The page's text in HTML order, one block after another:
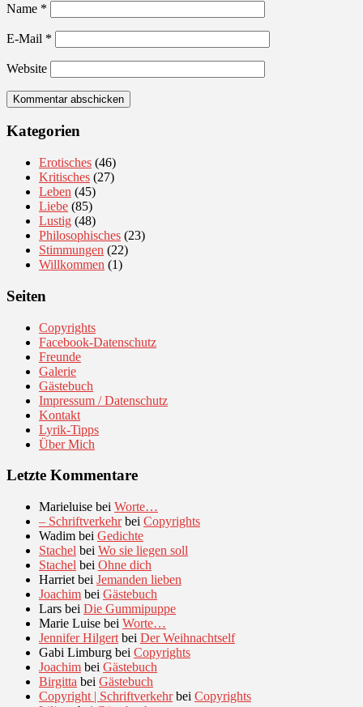
Name *
E-Mail *
Website
Kategorien
Erotisches (46)
Kritisches (27)
Leben (45)
Liebe (85)
Lustig (48)
Philosophisches (23)
Stimmungen (22)
Willkommen (1)
Seiten
Copyrights
Facebook-Datenschutz
Freunde
Galerie
Gästebuch
Impressum / Datenschutz
Kontakt
Lyrik-Tipps
Über Mich
Letzte Kommentare
Marieluise bei Worte…
– Schriftverkehrbei Copyrights
Wadim bei Gedichte
Stachel bei Wo sie liegen soll
Stachel bei Ohne dich
Harriet bei Jemanden lieben
Joachim bei Gästebuch
Lars bei Die Gummipuppe
Marie Luise bei Worte…
Jennifer Hilgert bei Der Weihnachtself
Gabi Limburg bei Copyrights
Joachim bei Gästebuch
Birgitta bei Gästebuch
Copyright | Schriftverkehrbei Copyrights